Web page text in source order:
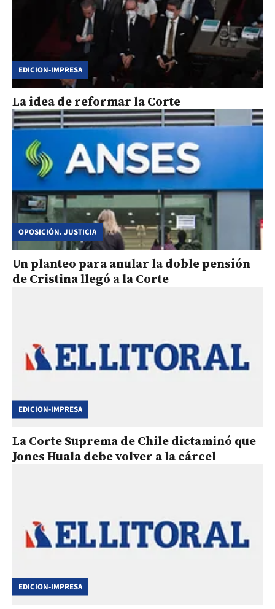
EDICION-IMPRESA
La idea de reformar la Corte
OPOSICIÓN. JUSTICIA
Un planteo para anular la doble pensión
de Cristina llegó a la Corte
EDICION-IMPRESA
La Corte Suprema de Chile dictaminó que
Jones Huala debe volver a la cárcel
EDICION-IMPRESA